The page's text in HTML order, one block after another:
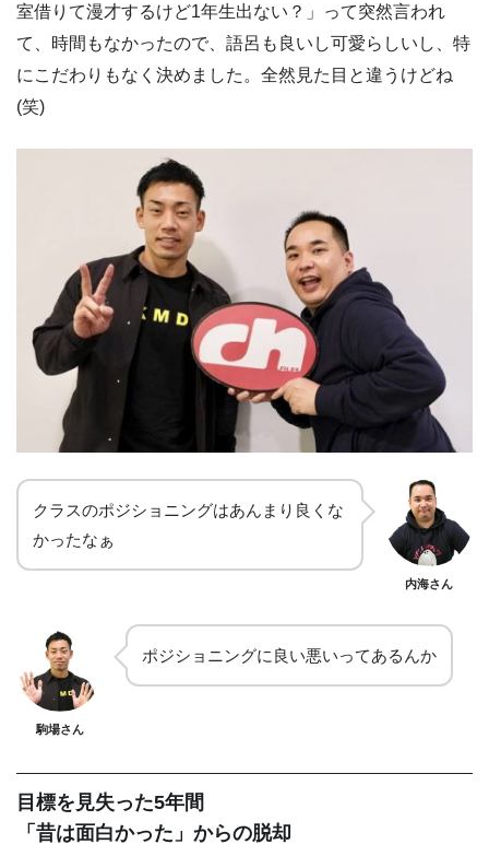
室借りて漫才するけど1年生出ない？」って突然言われ
て、時間もなかったので、語呂も良いし可愛らしいし、特
にこだわりもなく決めました。全然見た目と違うけどね
(笑)
クラスのポジショニングはあんまり良くな
かったなぁ
内海さん
駒場さん
ポジショニングに良い悪いってあるんか
目標を見失った5年間
「昔は面白かった」からの脱却